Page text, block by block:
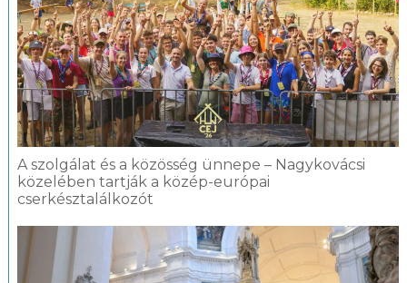
A szolgálat és a közösség ünnepe – Nagykovácsi
közelében tartják a közép-európai
cserkésztalálkozót